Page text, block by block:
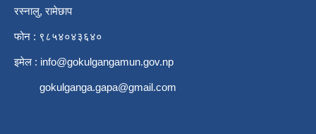
रस्नालु, रामेछाप
फोन : ९८५४०४३६४०
इमेल : info@gokulgangamun.gov.np
gokulganga.gapa@gmail.com